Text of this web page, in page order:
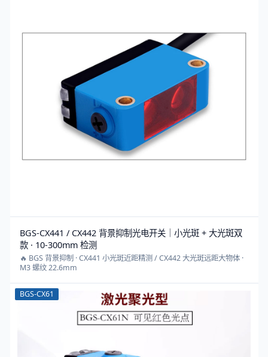
BGS-CX441 / CX442 背景抑制光电开关｜小光斑 + 大光斑双
款 · 10-300mm 检测
🔥 BGS 背景抑制 · CX441 小光斑近距精测 / CX442 大光斑远距大物体 ·
M3 螺纹 22.6mm
BGS-CX61